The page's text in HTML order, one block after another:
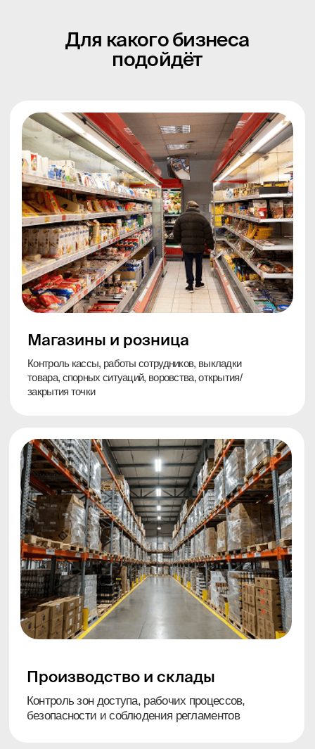
Контроль кассы,спорных ситуаций, работы
персонала, открытия/закрытия точки
Клиники и салоны красоты
Контроль зала, кассы, входа, конфликтов с
гостями и работы смены
Гостиничный и ресторанный
бизнес
стандартов компании
Для магазина и коммерческих
организаций ( от 4 камер)
Примеры решений под
разные типы бизнеса
Типовые сценарии с ориентиром по составу
и стоимости. Финальная конфигурация зависит